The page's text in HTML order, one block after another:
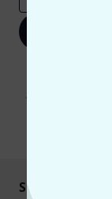
Mit Klick auf
Werbung und
Abmeldung ist
Sicher